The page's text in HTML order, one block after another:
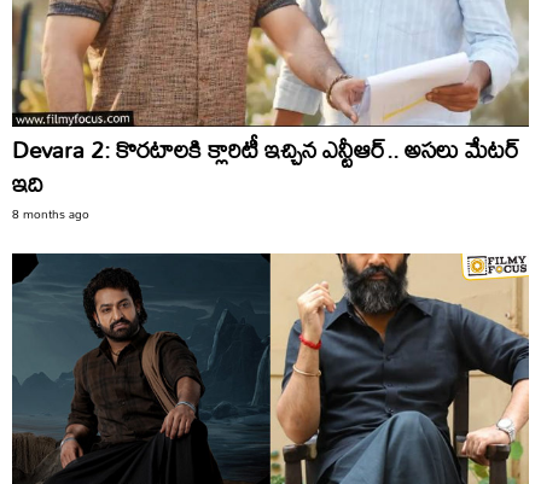
Devara 2: కొరటాలకి క్లారిటీ ఇచ్చిన ఎన్టీఆర్.. అసలు మేటర్
ఇది
8 months ago